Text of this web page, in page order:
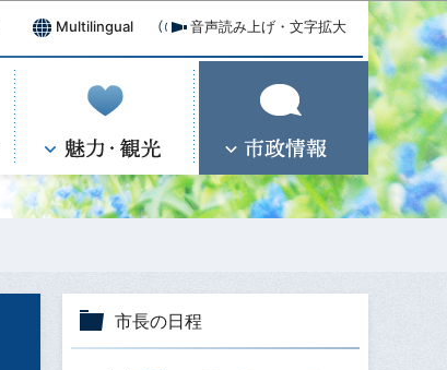
Multilingual 音声読み上げ・文字拡大
市長の日程